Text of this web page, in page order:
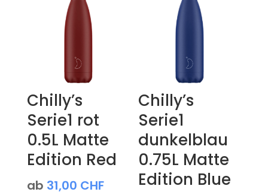
Chilly’s
Serie1 rot
0.5L Matte
Edition Red
ab 31,00 CHF
Chilly’s
Serie1
dunkelblau
0.75L Matte
Edition Blue